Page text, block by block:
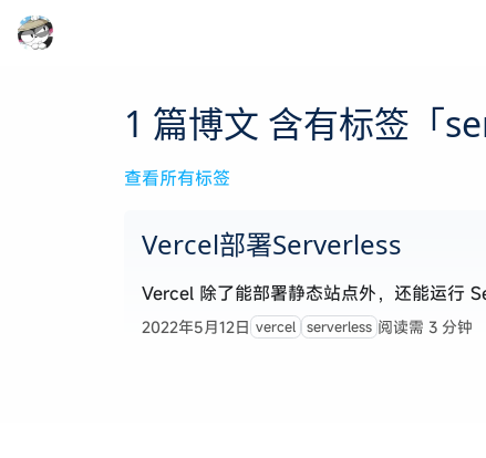
1 篇博文 含有标签「
查看所有标签
Vercel部署Serverless
Vercel 除了能部署静态站点外，还能运行
2022年5月12日 vercel serverless 阅读需 3 分钟